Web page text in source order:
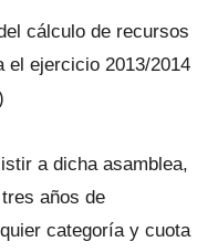
cálculo de recursos
el ejercicio 2013/2014
a dicha asamblea,
años de
categoría y cuota